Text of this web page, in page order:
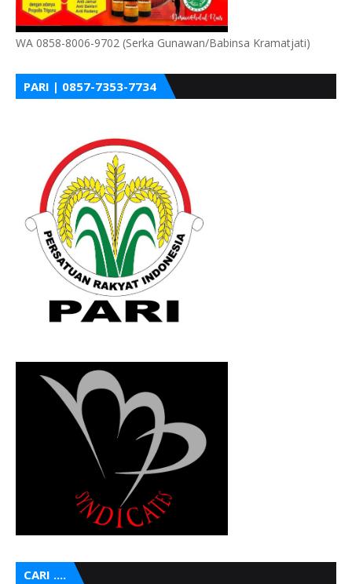
WA 0858-8006-9702 (Serka Gunawan/Babinsa Kramatjati)
PARI | 0857-7353-7734
CARI ....